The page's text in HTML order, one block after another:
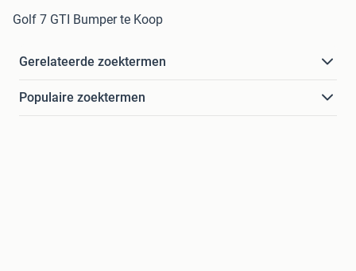
Golf 7 GTI Bumper te Koop
Gerelateerde zoektermen
Populaire zoektermen